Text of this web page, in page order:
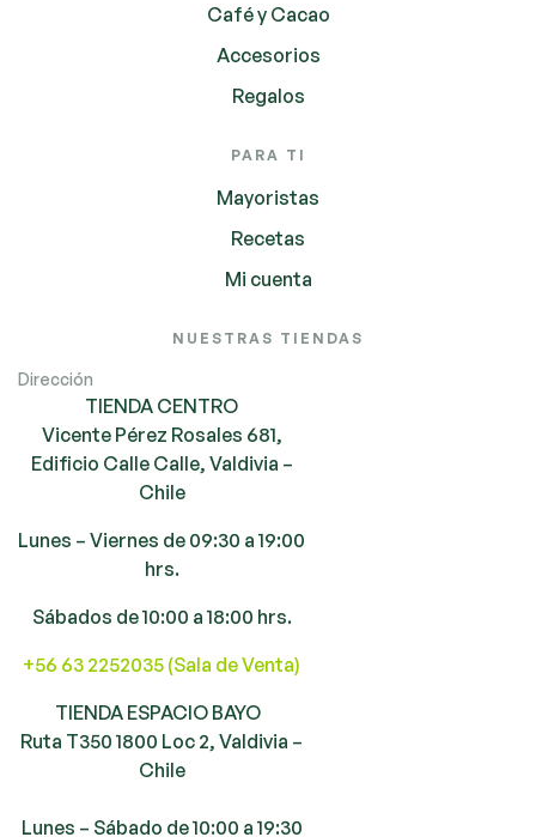
Café y Cacao
Accesorios
Regalos
PARA TI
Mayoristas
Recetas
Mi cuenta
NUESTRAS TIENDAS
Dirección
TIENDA CENTRO
Vicente Pérez Rosales 681,
Edificio Calle Calle, Valdivia –
Chile
Lunes – Viernes de 09:30 a 19:00
hrs.
Sábados de 10:00 a 18:00 hrs.
+56 63 2252035 (Sala de Venta)
TIENDA ESPACIO BAYO
Ruta T350 1800 Loc 2, Valdivia –
Chile
Lunes – Sábado de 10:00 a 19:30